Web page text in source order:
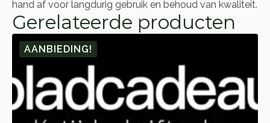
hand af voor langdurig gebruik en behoud van kwaliteit.
Gerelateerde producten
AANBIEDING!